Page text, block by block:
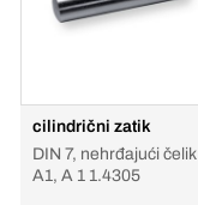
cilindrični zatik
DIN 7, nehrđajući čelik
A1, A 1 1.4305